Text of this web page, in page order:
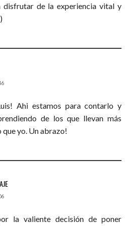
disfrutar de la experiencia vital y
Ahi estamos para contarlo y
de los que llevan más
yo. Un abrazo!
la valiente decisión de poner